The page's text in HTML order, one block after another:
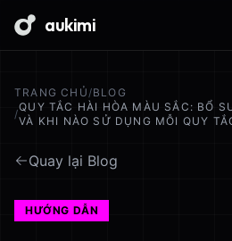
aukimi
TRANG CHỦ /BLOG
/
QUY TẮC HÀI HÒA MÀU SẮC: BỔ
VÀ KHI NÀO SỬ DỤNG MỖI QUY
Quay lại Blog
HƯỚNG DẪN